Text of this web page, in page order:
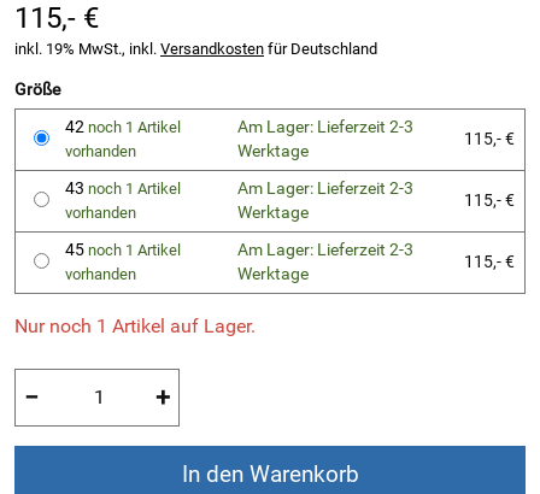
115,- €
inkl. 19% MwSt., inkl. Versandkosten für Deutschland
Größe
42 noch 1 Artikel
vorhanden
Am Lager: Lieferzeit 2-3
Werktage
115,- €
43 noch 1 Artikel
vorhanden
Am Lager: Lieferzeit 2-3
Werktage
115,- €
45 noch 1 Artikel
vorhanden
Am Lager: Lieferzeit 2-3
Werktage
115,- €
Nur noch 1 Artikel auf Lager.
− +
In den Warenkorb